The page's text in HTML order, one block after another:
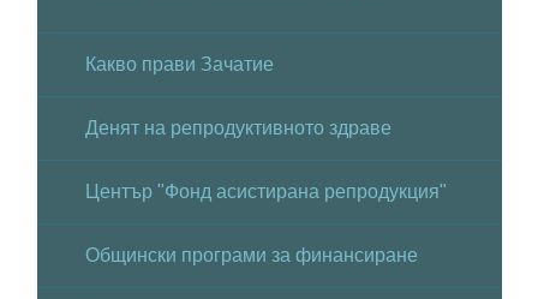
Какво прави Зачатие
Денят на репродуктивното здраве
Център "Фонд асистирана репродукция"
Общински програми за финансиране